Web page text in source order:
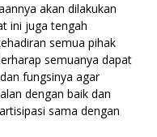
akan dilakukan
ini juga tengah
semua pihak
semuanya dapat
fungsinya agar
dengan baik dan
sama dengan